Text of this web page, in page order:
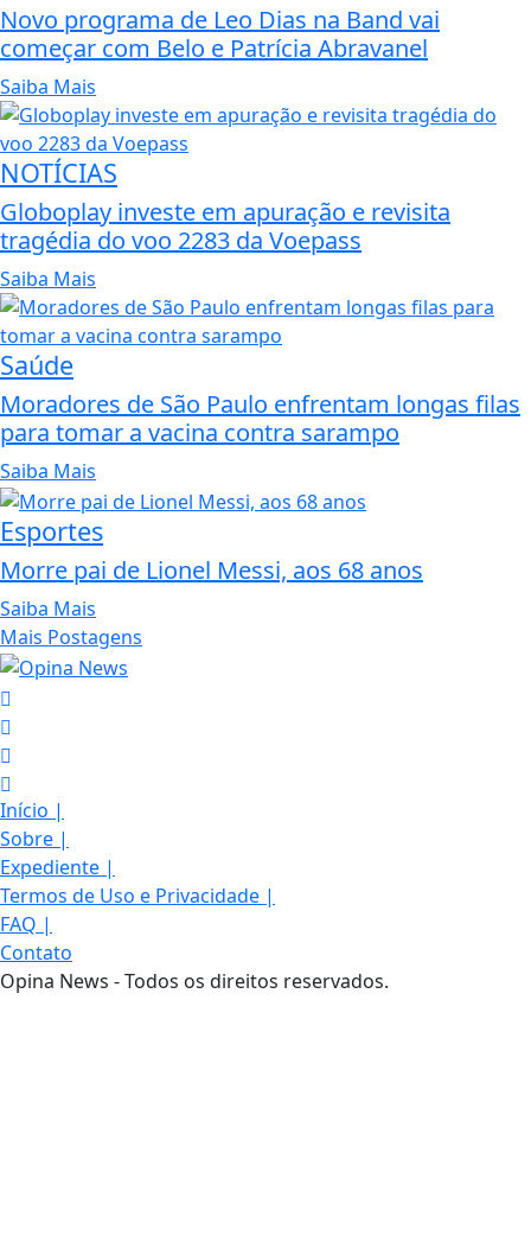
Novo programa de Leo Dias na Band vai
começar com Belo e Patrícia Abravanel
Saiba Mais
NOTÍCIAS
Globoplay investe em apuração e revisita
tragédia do voo 2283 da Voepass
Saiba Mais
Saúde
Moradores de São Paulo enfrentam longas filas
para tomar a vacina contra sarampo
Saiba Mais
Esportes
Morre pai de Lionel Messi, aos 68 anos
Saiba Mais
Mais Postagens
Início |
Sobre |
Expediente |
Termos de Uso e Privacidade |
FAQ |
Contato
Opina News - Todos os direitos reservados.